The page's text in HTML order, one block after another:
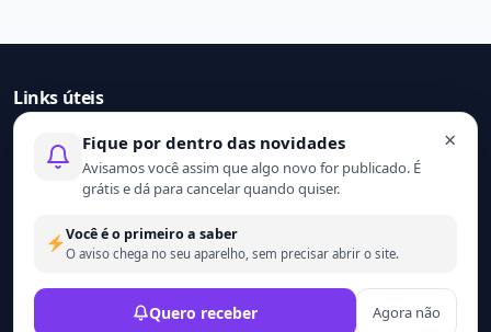
Links úteis
Início
Contato
Sobre nós
Termo de uso
Política de privacidade
© 2021 - 2026 Ler mais. Todos os direitos reservados.
Desenvolvido porWesley Catula.
×
Fique por dentro das novidades
Avisamos você assim que algo novo for publicado. É
grátis e dá para cancelar quando quiser.
Você é o primeiro a saber
O aviso chega no seu aparelho, sem precisar abrir o site.
Quero receber Agora não